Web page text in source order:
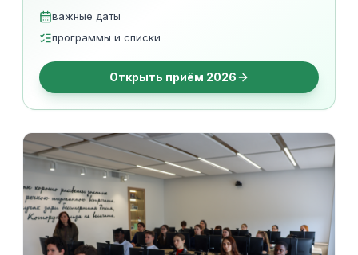
важные даты
программы и списки
Открыть приём 2026